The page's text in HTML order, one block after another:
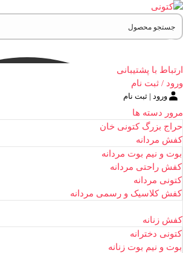
ارتباط با پشتیبانی
ورود / ثبت نام
ورود | ثبت نام
مرور دسته ها
حراج بزرگ کتونی خان
کفش مردانه
بوت و نیم بوت مردانه
کفش راحتی مردانه
کتونی مردانه
کفش کلاسیک و رسمی مردانه
کفش زنانه
کتونی دخترانه
بوت و نیم بوت زنانه